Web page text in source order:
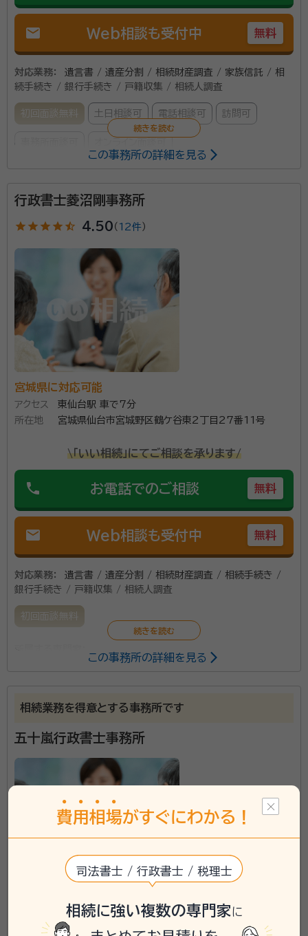
mail Web相談も受付中 無料
対応業務：
遺言書 / 遺産分割 / 相続財産調査 / 家族信託 / 相
続手続き / 銀行手続き / 戸籍収集 / 相続人調査
初回面談無料 土日相談可 電話相談可 訪問可
菅野 勝（カンノ マサル）
行政書士・二級建築士・宅地建物取引士、
経歴：
宮城県名取市出身。東北学院大学法学部法律学科卒業 1992年よ
事務所口コミ（抜粋）：
account_circle 満足度 4.0
ご利用時期：2024/5
面談の感想
無料面談をしました。初めて士業の方と話すので緊張しましたが、とても
優しい雰囲気で、説明もわかりやすく、見積も納得のいくものだったので
そのまま依頼を決めました。
契約後の感想
依頼後もちょっとした質問にも丁寧に答えてくださり安心感があります。
専門家とのやり取りは電話以外にもLINEで行っていますが、手軽に確認
できるので助かりました。
こんにちは、「まさる行政書士事務所」の 菅野勝（かん
のまさる）と申します。 行政書士になる前は、大手ハウス
メーカーの営業担当者として30年間勤務して参りまし
た。 現在は「遺言・相続・成年後見」を中心に、相談者の
皆様の暮らしに寄り添ったサポートで皆様のお役に立て
複雑かつ多岐にわたります。 そのため、相続手続きを得
話しできる行政書士を選んでいただければと思います。
資格等： 行政書士・二級建築士・宅地建物取引士
所属団体：宮城県行政書士会、コスモス成年後見サポートセンター会
員
この事務所の詳細を見る
行政書士菱沼剛事務所
star star star star star_half 4.50 （ 12件 ）
宮城県に対応可能
アクセス
東仙台駅 車で7分
所在地
宮城県仙台市宮城野区鶴ケ谷東2丁目27番11号
\「いい相続」にてご相談を承ります/
phone お電話でのご相談 無料
mail Web相談も受付中 無料
対応業務：
遺言書 / 遺産分割 / 相続財産調査 / 相続手続き /
銀行手続き / 戸籍収集 / 相続人調査
初回面談無料
事務所口コミ（抜粋）：
account_circle 満足度 5.0
ご利用時期：2024/12
自宅まで来ていただいて説明を受けました。予算に合わせた内容で提案
して頂いたため契約を決めました。
相続に関しては説明を聞いた感じでは自分でも実施できるかと思いまし
たが、不動産が絡む相続に関しては自分で行うよりはお願いした方が確
行政書士
宮城県行政書士会
この事務所の詳細を見る
相続業務を得意とする事務所です
五十嵐行政書士事務所
「仙台駅」より徒歩15分
所在地
宮城県仙台市青葉区一番町一丁目12-39 旭開発第2
費用 相場がすぐにわかる！
司法書士 / 行政書士 / 税理士
相続に強い複数の専門家に